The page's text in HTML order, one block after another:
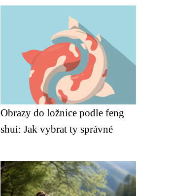
Obrazy do ložnice podle feng
shui: Jak vybrat ty správné